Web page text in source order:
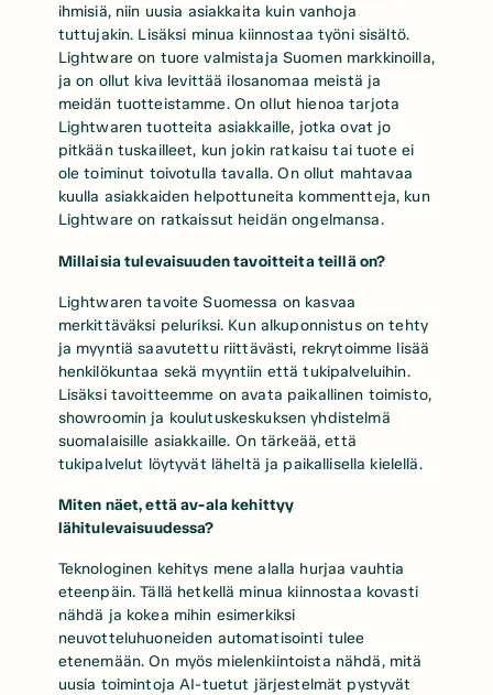
ihmisiä, niin uusia asiakkaita kuin vanhoja
tuttujakin. Lisäksi minua kiinnostaa työni sisältö.
Lightware on tuore valmistaja Suomen markkinoilla,
ja on ollut kiva levittää ilosanomaa meistä ja
meidän tuotteistamme. On ollut hienoa tarjota
Lightwaren tuotteita asiakkaille, jotka ovat jo
pitkään tuskailleet, kun jokin ratkaisu tai tuote ei
ole toiminut toivotulla tavalla. On ollut mahtavaa
kuulla asiakkaiden helpottuneita kommentteja, kun
Lightware on ratkaissut heidän ongelmansa.
Millaisia tulevaisuuden tavoitteita teillä on?
Lightwaren tavoite Suomessa on kasvaa
merkittäväksi peluriksi. Kun alkuponnistus on tehty
ja myyntiä saavutettu riittävästi, rekrytoimme lisää
henkilökuntaa sekä myyntiin että tukipalveluihin.
Lisäksi tavoitteemme on avata paikallinen toimisto,
showroomin ja koulutuskeskuksen yhdistelmä
suomalaisille asiakkaille. On tärkeää, että
tukipalvelut löytyvät läheltä ja paikallisella kielellä.
Miten näet, että av-ala kehittyy
lähitulevaisuudessa?
Teknologinen kehitys mene alalla hurjaa vauhtia
eteenpäin. Tällä hetkellä minua kiinnostaa kovasti
nähdä ja kokea mihin esimerkiksi
neuvotteluhuoneiden automatisointi tulee
etenemään. On myös mielenkiintoista nähdä, mitä
uusia toimintoja AI-tuetut järjestelmät pystyvät